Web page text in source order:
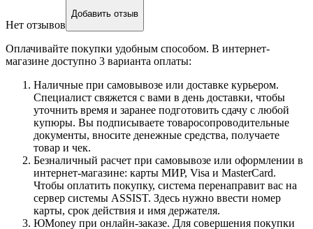
Нет отзывов
Добавить отзыв
Оплачивайте покупки удобным способом. В интернет-
магазине доступно 3 варианта оплаты:
Наличные при самовывозе или доставке курьером.
Специалист свяжется с вами в день доставки, чтобы
уточнить время и заранее подготовить сдачу с любой
купюры. Вы подписываете товаросопроводительные
документы, вносите денежные средства, получаете
товар и чек.
Безналичный расчет при самовывозе или оформлении в
интернет-магазине: карты МИР, Visa и MasterCard.
Чтобы оплатить покупку, система перенаправит вас на
сервер системы ASSIST. Здесь нужно ввести номер
карты, срок действия и имя держателя.
ЮMoney при онлайн-заказе. Для совершения покупки